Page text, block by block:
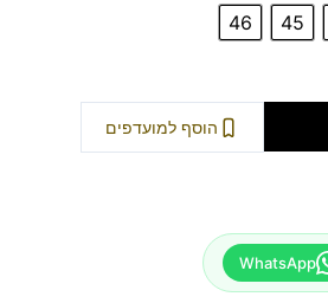
45
46
הוסף למועדפים
WhatsApp